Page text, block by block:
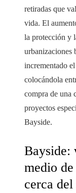
retiradas que
vida. El
la protección y
urbanizaciones
incrementado
colocándola
compra de una
proyectos
Bayside.
Bayside:
medio
cerca del